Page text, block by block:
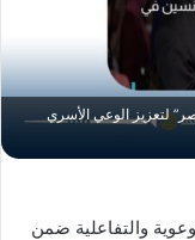
لتعزيز الوعي الأسري
والتفاعلية ضمن